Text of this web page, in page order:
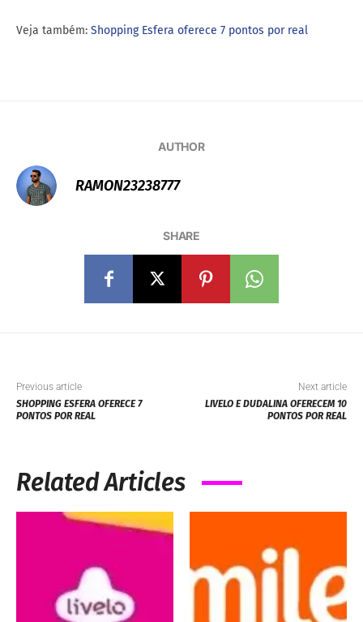
Veja também: Shopping Esfera oferece 7 pontos por real
AUTHOR
RAMON23238777
SHARE
Previous article
SHOPPING ESFERA OFERECE 7
PONTOS POR REAL
Next article
LIVELO E DUDALINA OFERECEM 10
PONTOS POR REAL
Related Articles